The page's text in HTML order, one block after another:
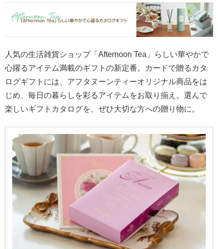
お
届
け
日
検
ご
注
文
内
容
の
ご
人気の生活雑貨ショップ「Afternoon Tea」らしい華やかで
心躍るアイテム満載のギフトの新定番。カードで贈るカタ
ログギフトには、アフタヌーンティーオリジナル商品をは
じめ、毎日の暮らしを彩るアイテムをお取り揃え。選んで
楽しいギフトカタログを、ぜひ大切な方への贈り物に。